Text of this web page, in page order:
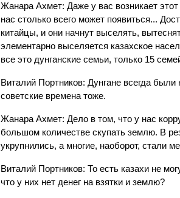
Жанара Ахмет: Даже у вас возникает
нас столько всего может появиться...
китайцы, и они начнут выселять,
элементарно выселяется казахское
все это дунганские семьи, только 15
Виталий Портников: Дунгане всегда
советские времена тоже.
Жанара Ахмет: Дело в том, что у нас
большом количестве скупать землю. В
укрупнились, а многие, наоборот, стали
Виталий Портников: То есть казахи не
что у них нет денег на взятки и землю?